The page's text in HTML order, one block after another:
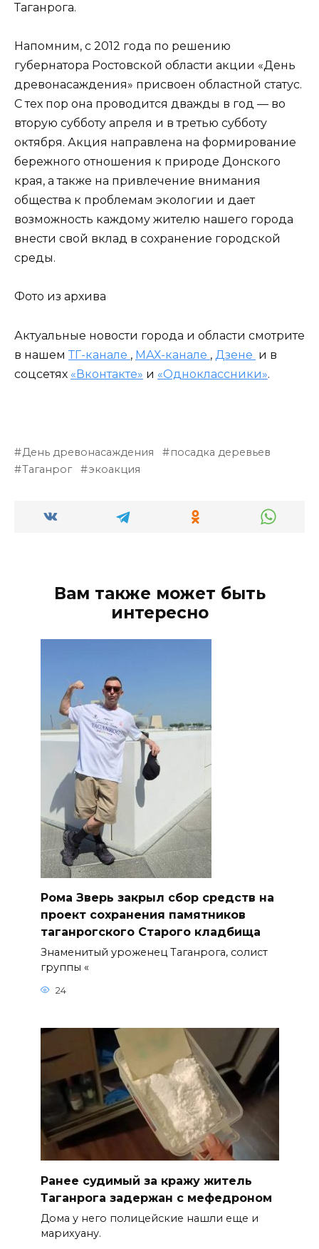
Таганрога.
Напомним, с 2012 года по решению
губернатора Ростовской области акции «День
древонасаждения» присвоен областной статус.
С тех пор она проводится дважды в год — во
вторую субботу апреля и в третью субботу
октября. Акция направлена на формирование
бережного отношения к природе Донского
края, а также на привлечение внимания
общества к проблемам экологии и дает
возможность каждому жителю нашего города
внести свой вклад в сохранение городской
среды.
Фото из архива
Актуальные новости города и области смотрите
в нашем ТГ-канале , МАХ-канале , Дзене и в
соцсетях «Вконтакте» и «Одноклассники».
День древонасаждения
посадка деревьев
Таганрог
экоакция
Вам также может быть
интересно
Рома Зверь закрыл сбор средств на
проект сохранения памятников
таганрогского Старого кладбища
Знаменитый уроженец Таганрога, солист
группы «
24
Ранее судимый за кражу житель
Таганрога задержан с мефедроном
Дома у него полицейские нашли еще и
марихуану.